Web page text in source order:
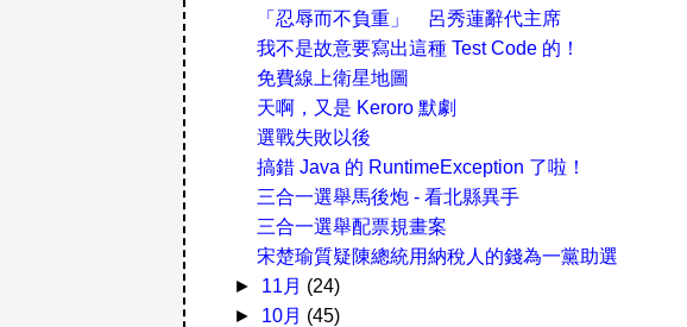
「忍辱而不負重」 呂秀蓮辭代主席
我不是故意要寫出這種 Test Code 的！
免費線上衛星地圖
天啊，又是 Keroro 默劇
選戰失敗以後
搞錯 Java 的 RuntimeException 了啦！
三合一選舉馬後炮 - 看北縣異手
三合一選舉配票規畫案
宋楚瑜質疑陳總統用納稅人的錢為一黨助選
► 11月 (24)
► 10月 (45)